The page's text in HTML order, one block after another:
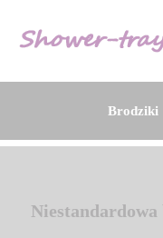
Brodziki
Niestandardowa